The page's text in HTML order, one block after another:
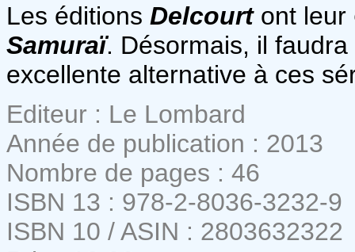
Les éditions Delcourtont leur
Samuraï. Désormais, il
excellente alternative à ces
Editeur : Le Lombard
Année de publication : 2013
Nombre de pages : 46
ISBN 13 : 978-2-8036-3232-9
ISBN 10 / ASIN : 2803632322